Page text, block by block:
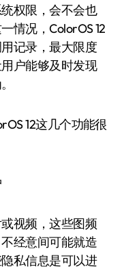
权限，会不会也
情况，ColorOS 12
记录，最大限度
户能够及时发现
视频，这些图频
经意间可能就造
私信息是可以进